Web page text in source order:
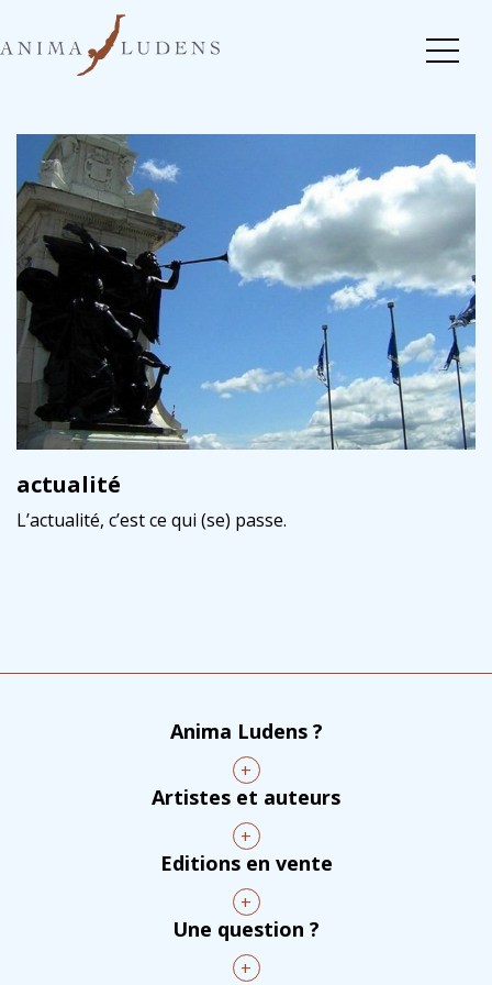
actualité
L’actualité, c’est ce qui (se) passe.
Anima Ludens ?
+
Artistes et auteurs
+
Editions en vente
+
Une question ?
+